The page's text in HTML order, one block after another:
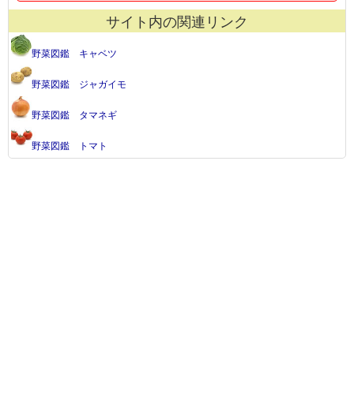
サイト内の関連リンク
野菜図鑑 キャベツ
野菜図鑑 ジャガイモ
野菜図鑑 タマネギ
野菜図鑑 トマト